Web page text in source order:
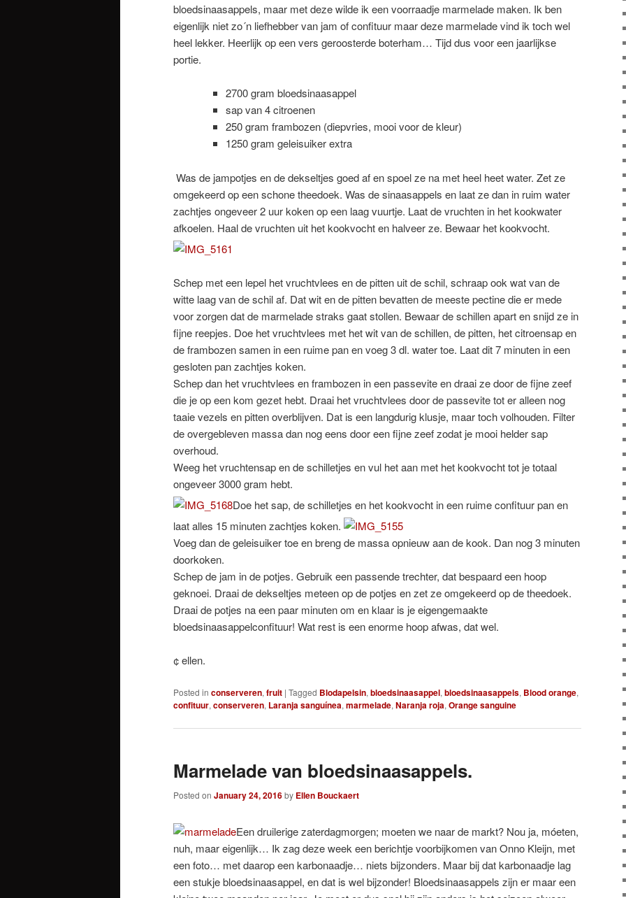
bloedsinaasappels, maar met deze wilde ik een voorraadje marmelade maken. Ik ben
eigenlijk niet zo´n liefhebber van jam of confituur maar deze marmelade vind ik toch wel
heel lekker. Heerlijk op een vers geroosterde boterham… Tijd dus voor een jaarlijkse
portie.
2700 gram bloedsinaasappel
sap van 4 citroenen
250 gram frambozen (diepvries, mooi voor de kleur)
1250 gram geleisuiker extra
Was de jampotjes en de dekseltjes goed af en spoel ze na met heel heet water. Zet ze
omgekeerd op een schone theedoek. Was de sinaasappels en laat ze dan in ruim water
zachtjes ongeveer 2 uur koken op een laag vuurtje. Laat de vruchten in het kookwater
afkoelen. Haal de vruchten uit het kookvocht en halveer ze. Bewaar het kookvocht.
Schep met een lepel het vruchtvlees en de pitten uit de schil, schraap ook wat van de
witte laag van de schil af. Dat wit en de pitten bevatten de meeste pectine die er mede
voor zorgen dat de marmelade straks gaat stollen. Bewaar de schillen apart en snijd ze in
fijne reepjes. Doe het vruchtvlees met het wit van de schillen, de pitten, het citroensap en
de frambozen samen in een ruime pan en voeg 3 dl. water toe. Laat dit 7 minuten in een
gesloten pan zachtjes koken.
Schep dan het vruchtvlees en frambozen in een passevite en draai ze door de fijne zeef
die je op een kom gezet hebt. Draai het vruchtvlees door de passevite tot er alleen nog
taaie vezels en pitten overblijven. Dat is een langdurig klusje, maar toch volhouden. Filter
de overgebleven massa dan nog eens door een fijne zeef zodat je mooi helder sap
overhoud.
Weeg het vruchtensap en de schilletjes en vul het aan met het kookvocht tot je totaal
ongeveer 3000 gram hebt.
Doe het sap, de schilletjes en het kookvocht in een ruime confituur pan en
laat alles 15 minuten zachtjes koken.
Voeg dan de geleisuiker toe en breng de massa opnieuw aan de kook. Dan nog 3 minuten
doorkoken.
Schep de jam in de potjes. Gebruik een passende trechter, dat bespaard een hoop
geknoei. Draai de dekseltjes meteen op de potjes en zet ze omgekeerd op de theedoek.
Draai de potjes na een paar minuten om en klaar is je eigengemaakte
bloedsinaasappelconfituur! Wat rest is een enorme hoop afwas, dat wel.
¢ ellen.
Posted in conserveren, fruit | Tagged Blodapelsin, bloedsinaasappel, bloedsinaasappels, Blood orange,
confituur, conserveren, Laranja sanguínea, marmelade, Naranja roja, Orange sanguine
Marmelade van bloedsinaasappels.
Posted on January 24, 2016by Ellen Bouckaert
Een druilerige zaterdagmorgen; moeten we naar de markt? Nou ja, móeten,
nuh, maar eigenlijk… Ik zag deze week een berichtje voorbijkomen van Onno Kleijn, met
een foto… met daarop een karbonaadje… niets bijzonders. Maar bij dat karbonaadje lag
een stukje bloedsinaasappel, en dat is wel bijzonder! Bloedsinaasappels zijn er maar een